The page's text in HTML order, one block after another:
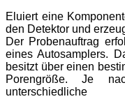
Eluiert eine
den Detektor und
Der Probenauftrag
eines Autosamplers.
besitzt über einen
Porengröße. Je
unterschiedliche